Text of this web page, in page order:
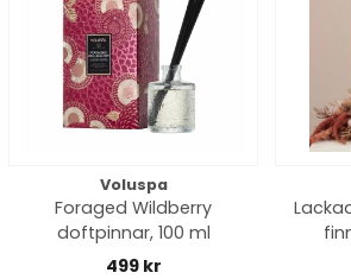
Voluspa
Foraged Wildberry
doftpinnar, 100 ml
499 kr